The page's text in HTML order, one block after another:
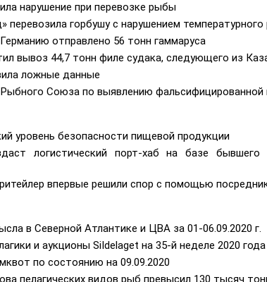
нарушение при перевозке рыбы
перевозила горбушу с нарушением
отправлено 56 тонн гаммаруса
вывоз 44,7 тонн филе судака, следующего из
ложные данные
Союза по выявлению фальсифицированной
уровень безопасности пищевой продукции
логистический порт-хаб на базе бывшего
впервые решили спор с помощью
в Северной Атлантике и ЦВА за 01-06.09.2020 г.
и аукционы SiIdelaget на 35-й неделе 2020 года
по состоянию на 09.09.2020
пелагических видов рыб превысил 130 тысяч